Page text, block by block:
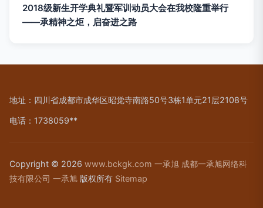
2018级新生开学典礼暨军训动员大会在我校隆重举行
——承精神之炬，启奋进之路
地址：四川省成都市成华区昭觉寺南路50号3栋1单元21层2108号
电话：1738059**
Copyright © 2026 www.bckgk.com 一承旭 成都一承旭网络科
技有限公司 一承旭 版权所有 Sitemap